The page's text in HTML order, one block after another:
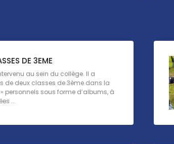
DE 3EME
au sein du collège. Il a
de deux classes de 3ème dans la
personnels sous forme d’albums, à
...